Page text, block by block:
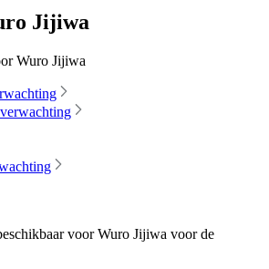
Jijiwa
Wuro Jijiwa
voor Wuro Jijiwa voor de